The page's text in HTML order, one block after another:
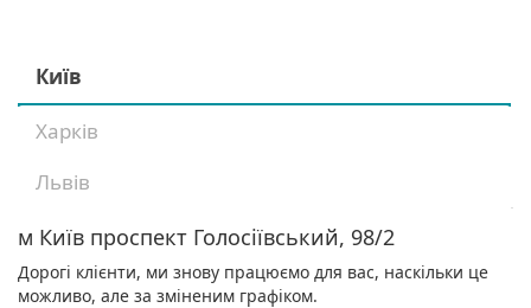
Київ
Харків
Львів
м Київ проспект Голосіївський, 98/2
Дорогі клієнти, ми знову працюємо для вас, наскільки це
можливо, але за зміненим графіком.